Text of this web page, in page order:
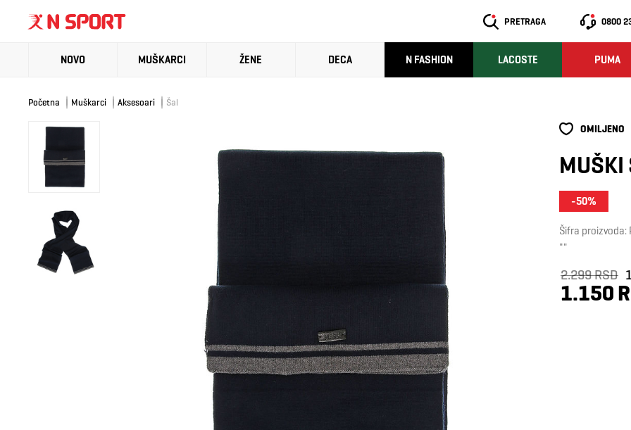
PRETRAGA 0800
NOVO MUŠKARCI ŽENE DECA N FASHION LACOSTE PUMA
Početna Muškarci Aksesoari Šal
OMILJENO
MUŠKI
-50%
Šifra proizvoda:
""
2.299 RSD
1.150